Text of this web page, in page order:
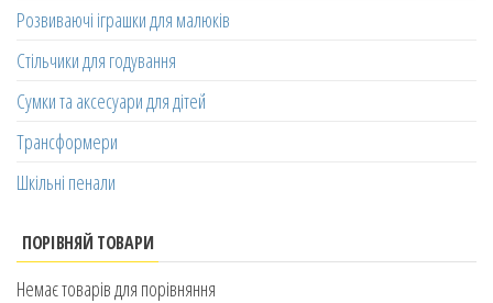
Розвиваючі іграшки для малюків
Стільчики для годування
Сумки та аксесуари для дітей
Трансформери
Шкільні пенали
ПОРІВНЯЙ ТОВАРИ
Немає товарів для порівняння